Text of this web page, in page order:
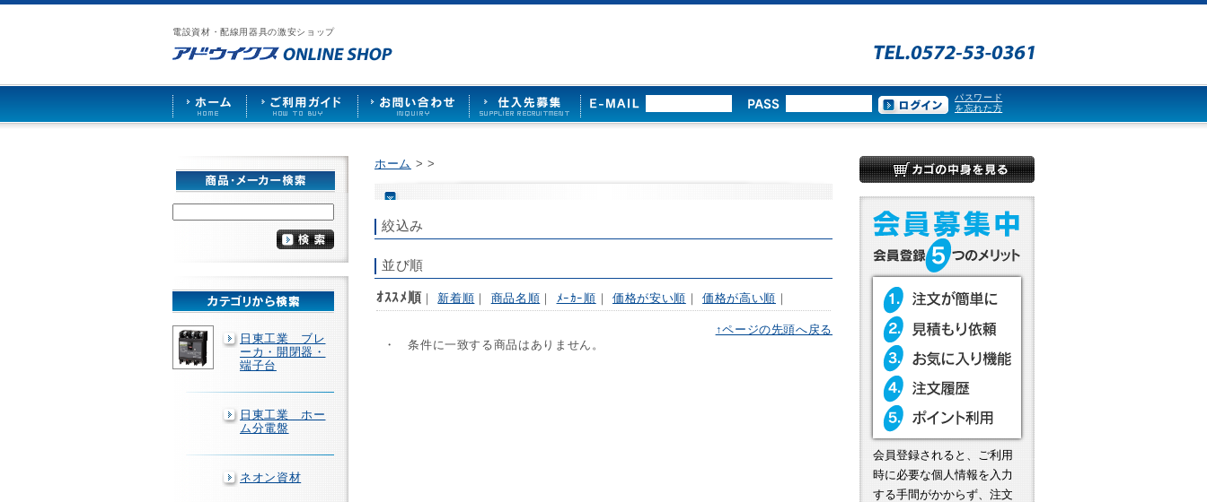
電設資材・配線用器具の激安ショップ
漏
カ
照
ア
ス
ご
ド
お
せ
仕
パスワード
を忘れた方
日東工業 ブレ
ーカ・開閉器・
端子台
日東工業 ホー
ム分電盤
ネオン資材
ホーム > >
絞込み
並び順
ｵｽｽﾒ順 ｜ 新着順 ｜ 商品名順 ｜ ﾒｰｶｰ順 ｜価格が安い順 ｜価格が高い順 ｜
・ 条件に一致する商品はありません。
↑ページの先頭へ戻る
会員登録されると、ご利用
時に必要な個人情報を入力
する手間がかからず、注文